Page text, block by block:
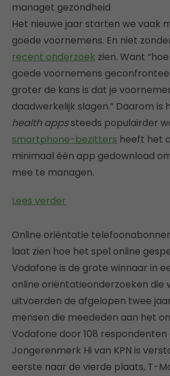
managet gezondheid
Het nieuwe jaar starten we vaak
goede voornemens. En niet
recent onderzoek zien. Want
goede voornemens
groter de kans is dat je
daadwerkelijk slagen.” Daarom is
health appssteeds populairder
smartphone-bezitters heeft het
minimaal één app gedownload
mee te managen.
Lees verder
Online oriëntatie
laat zien hoe het spel online
Vodafone is de grote winnaar in
online oriëntatieonderzoeken die
uitvoerden de afgelopen twee
mensen die meededen aan het
Vodafone door 108 respondenten
Jongerenmerk Hi van KPN is
eerste naar de vierde plaats, T-